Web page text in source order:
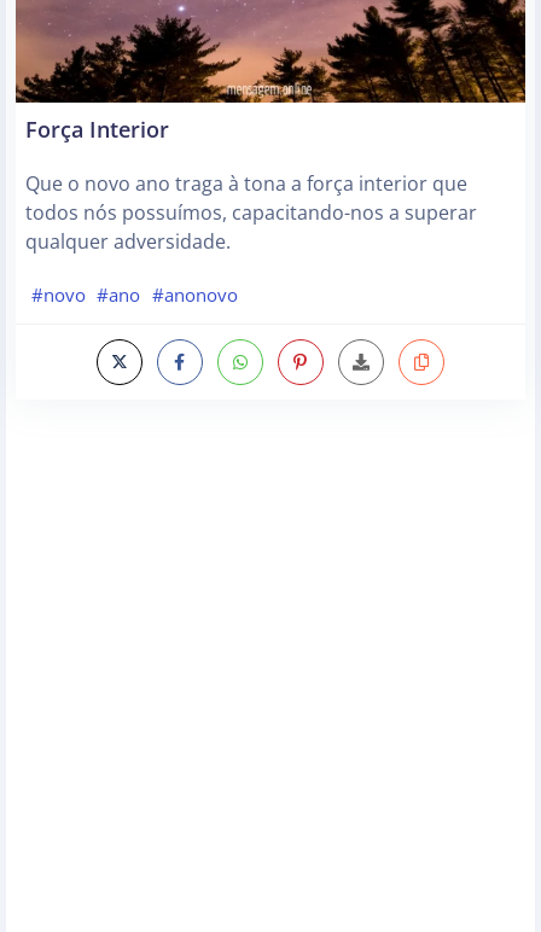
Força Interior
Que o novo ano traga à tona a força interior que
todos nós possuímos, capacitando-nos a superar
qualquer adversidade.
#novo #ano #anonovo